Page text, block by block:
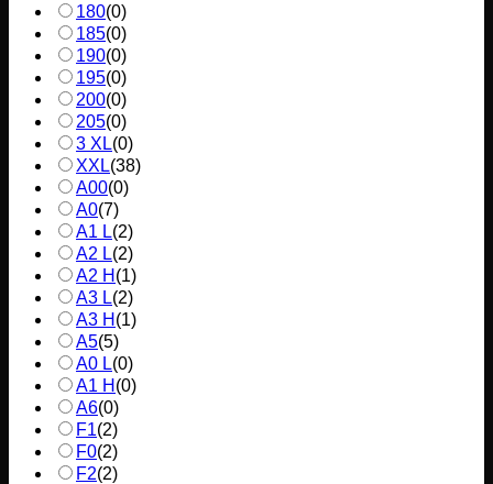
180(0)
185(0)
190(0)
195(0)
200(0)
205(0)
3 XL(0)
XXL(38)
A00(0)
A0(7)
A1 L(2)
A2 L(2)
A2 H (1)
A3 L(2)
A3 H (1)
A5(5)
A0 L(0)
A1 H (0)
A6(0)
F1(2)
F0(2)
F2(2)